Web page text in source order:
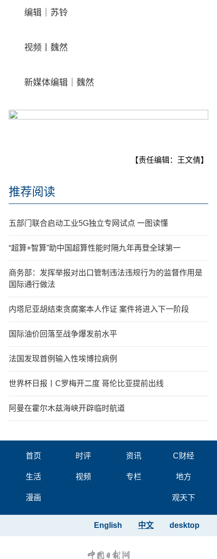
编辑｜苏铃
视频丨魏然
新媒体编辑｜魏然
【责任编辑：王文倩】
推荐阅读
五部门联合启动工业5G独立专网试点 一图读懂
“超算+智算”助中国超算性能时隔九年再登全球第一
商务部：发挥举报对出口管制违法违规行为的监督作用是
国际通行做法
内塔尼亚胡结束贪腐案本人作证 案件将进入下一阶段
国际油价回落至战争爆发前水平
法国发现首例输入性埃博拉病例
世界杯日报丨C罗梅开二度 哥伦比亚提前出线
阿曼在霍尔木兹海峡开辟临时航道
首页 时评 资讯 C财经
生活 视频 专栏 地方
漫画 观天下
desktop
中文
English